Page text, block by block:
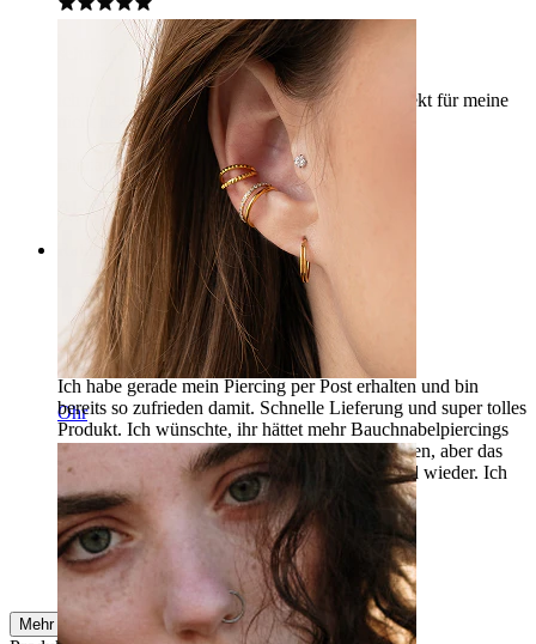
Ohr
ich mag es sehr, wie es aussieht, und es ist perfekt für meine
nicht heilende Wunde
Verifizierter Kauf
AI-Übersetzung Original anzeigen
Rating
Super zufrieden!
Ich habe gerade mein Piercing per Post erhalten und bin
bereits so zufrieden damit. Schnelle Lieferung und super tolles
Produkt. Ich wünschte, ihr hättet mehr Bauchnabelpiercings
in 6mm. Ich wollte außerdem smelly gelly kaufen, aber das
war ausverkauft. Ich hoffe, ihr bekommt es bald wieder. Ich
werde zu 100% wieder bei euch bestellen!
Kenza Lairini Verifizierter Kauf
AI-Übersetzung Original anzeigen
Mehr ansehen